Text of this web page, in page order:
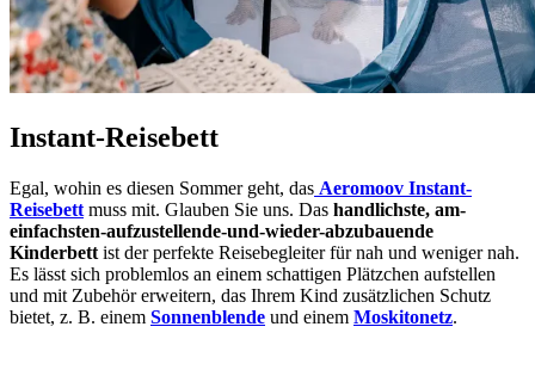
Instant-Reisebett
Egal, wohin es diesen Sommer geht, das Aeromoov Instant-
Reisebett muss mit. Glauben Sie uns. Das handlichste, am-
einfachsten-aufzustellende-und-wieder-abzubauende
Kinderbett ist der perfekte Reisebegleiter für nah und weniger nah.
Es lässt sich problemlos an einem schattigen Plätzchen aufstellen
und mit Zubehör erweitern, das Ihrem Kind zusätzlichen Schutz
bietet, z. B. einem Sonnenblende und einem Moskitonetz.